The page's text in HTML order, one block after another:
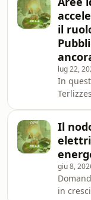
il
lug 22,
In
e delle
La
Il
giu 8,
in